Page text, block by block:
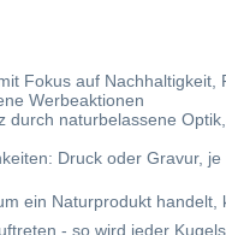
Fokus auf Nachhaltigkeit,
Werbeaktionen
durch naturbelassene
Druck oder Gravur,
ein Naturprodukt
- so wird jeder